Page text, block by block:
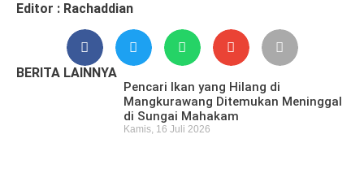
Editor : Rachaddian
BERITA LAINNYA
Pencari Ikan yang Hilang di
Mangkurawang Ditemukan Meninggal
di Sungai Mahakam
Kamis, 16 Juli 2026